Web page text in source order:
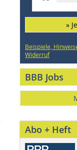
»
Beispiele,
Widerruf
BBB Jobs
Abo + Heft